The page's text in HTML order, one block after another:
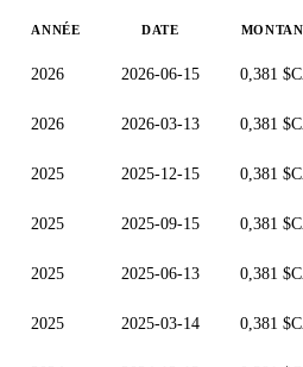
ANNÉE DATE
2026 2026-06-15 0,381
2026 2026-03-13 0,381
2025 2025-12-15 0,381
2025 2025-09-15 0,381
2025 2025-06-13 0,381
2025 2025-03-14 0,381